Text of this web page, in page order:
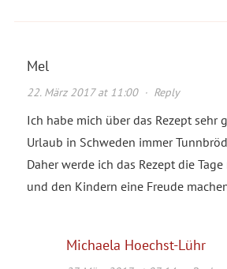
Mel
22. März 2017 at 11:00· Reply
Ich habe mich über das Rezept sehr
Urlaub in Schweden immer
Daher werde ich das Rezept die
und den Kindern eine Freude
Michaela Hoechst-Lühr